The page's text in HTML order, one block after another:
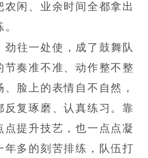
闲、业余时间全都拿出
劲往一处使，成了鼓舞队
奏准不准、动作整不整
脸上的表情自不自然，
复琢磨、认真练习。靠
提升技艺，也一点点凝
多的刻苦排练，队伍打